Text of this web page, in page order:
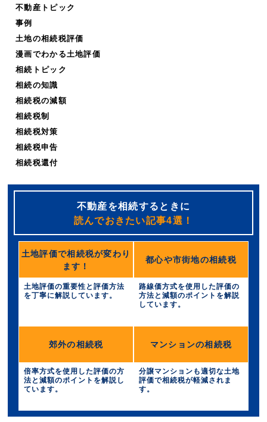
不動産トピック
事例
土地の相続税評価
漫画でわかる土地評価
相続トピック
相続の知識
相続税の減額
相続税制
相続税対策
相続税申告
相続税還付
不動産を相続するときに
読んでおきたい記事4選！
土地評価で相続税が変わり
ます！
土地評価の重要性と評価方法
を丁寧に解説しています。
都心や市街地の相続税
路線価方式を使用した評価の
方法と減額のポイントを解説
しています。
郊外の相続税
倍率方式を使用した評価の方
法と減額のポイントを解説し
ています。
マンションの相続税
分譲マンションも適切な土地
評価で相続税が軽減されま
す。